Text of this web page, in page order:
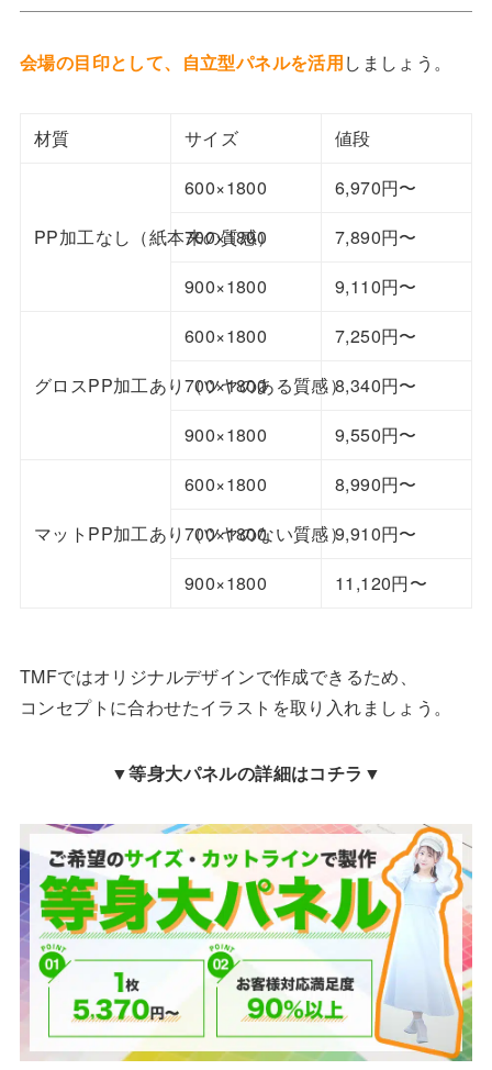
会場の目印として、自立型パネルを活用しましょう。
材質 サイズ 値段
PP加工なし（紙本来の質感）
600×1800
6,970円〜
700×1800
7,890円〜
900×1800
9,110円〜
グロスPP加工あり（ツヤのある質感）
600×1800
7,250円〜
700×1800
8,340円〜
900×1800
9,550円〜
マットPP加工あり（ツヤのない質感）
600×1800
8,990円〜
700×1800
9,910円〜
900×1800
11,120円〜
TMFではオリジナルデザインで作成できるため、
コンセプトに合わせたイラストを取り入れましょう。
▼等身大パネルの詳細はコチラ▼